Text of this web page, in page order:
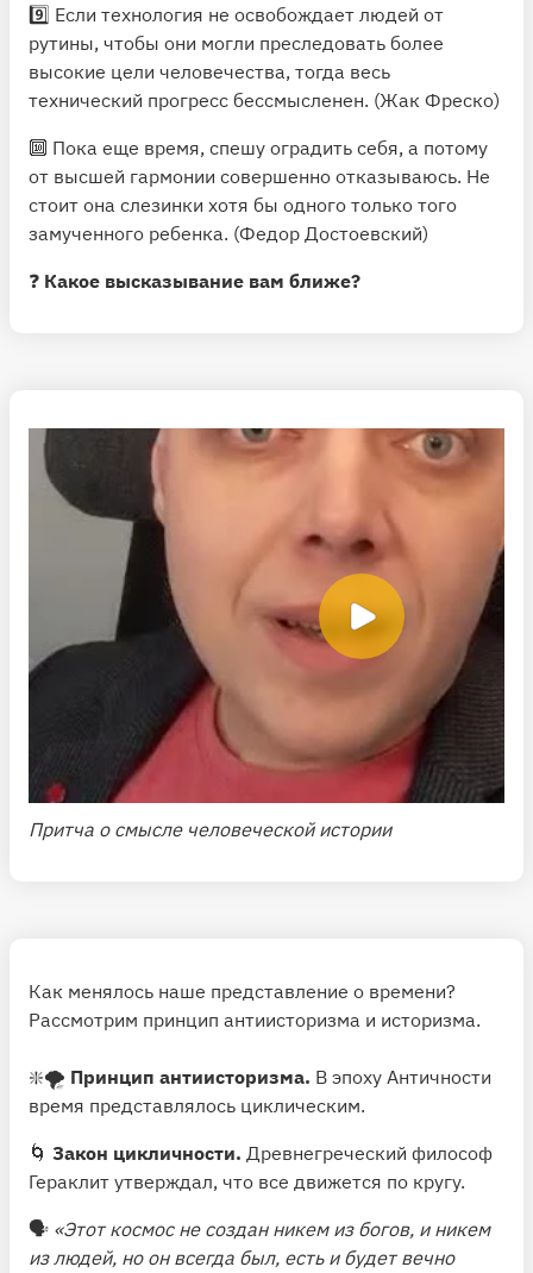
9️⃣ Если технология не освобождает людей от
рутины, чтобы они могли преследовать более
высокие цели человечества, тогда весь
технический прогресс бессмысленен. (Жак Фреско)
🔟 Пока еще время, спешу оградить себя, а потому
от высшей гармонии совершенно отказываюсь. Не
стоит она слезинки хотя бы одного только того
замученного ребенка. (Федор Достоевский)
❓ Какое высказывание вам ближе?
Притча о смысле человеческой истории
Как менялось наше представление о времени?
Рассмотрим принцип антиисторизма и историзма.
❇️🌪 Принцип антиисторизма. В эпоху Античности
время представлялось циклическим.
🌀 Закон цикличности. Древнегреческий философ
Гераклит утверждал, что все движется по кругу.
🗣 «Этот космос не создан никем из богов, и никем
из людей, но он всегда был, есть и будет вечно